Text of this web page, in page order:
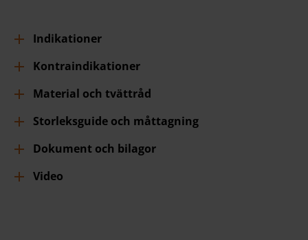
Indikationer
Kontraindikationer
Material och tvättråd
Storleksguide och måttagning
Dokument och bilagor
Video